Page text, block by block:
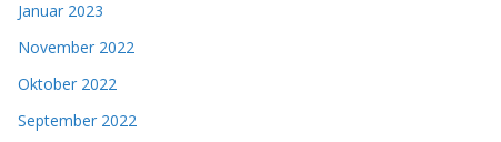
Januar 2023
November 2022
Oktober 2022
September 2022